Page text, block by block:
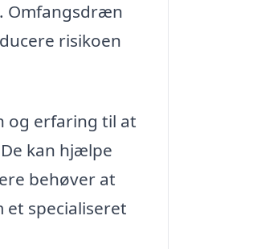
Omfangsdræn
risikoen
og erfaring til at
kan hjælpe
behøver at
et specialiseret